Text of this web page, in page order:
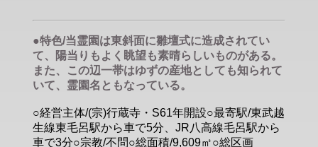
●特色/当霊園は東斜面に雛壇式に造成されてい
て、陽当りもよく眺望も素晴らしいものがある。
また、この辺一帯はゆずの産地としても知られて
いて、霊園名ともなっている。
○経営主体/(宗)行蔵寺・S61年開設○最寄駅/東武越
生線東毛呂駅から車で5分、JR八高線毛呂駅から
車で3分○宗教/不問○総面積/9,609㎡○総区画